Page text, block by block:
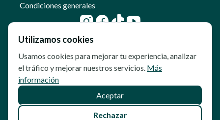
Condiciones generales
© Copyright - Qoomet
Utilizamos cookies
Usamos cookies para mejorar tu experiencia, analizar
el tráfico y mejorar nuestros servicios. Más
información
Aceptar
Rechazar